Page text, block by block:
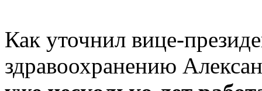
Как уточнил вице-
здравоохранению